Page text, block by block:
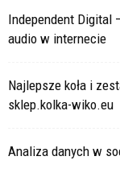
Independent Digital
audio w internecie
Najlepsze koła i
sklep.kolka-wiko.eu
Analiza danych w